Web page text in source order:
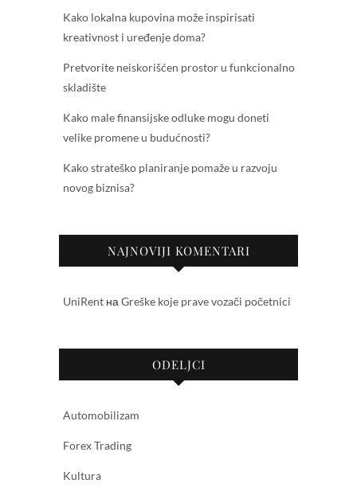
Kako lokalna kupovina može inspirisati
kreativnost i uređenje doma?
Pretvorite neiskorišćen prostor u funkcionalno
skladište
Kako male finansijske odluke mogu doneti
velike promene u budućnosti?
Kako strateško planiranje pomaže u razvoju
novog biznisa?
NAJNOVIJI KOMENTARI
UniRent на Greške koje prave vozači početnici
ODELJCI
Automobilizam
Forex Trading
Kultura